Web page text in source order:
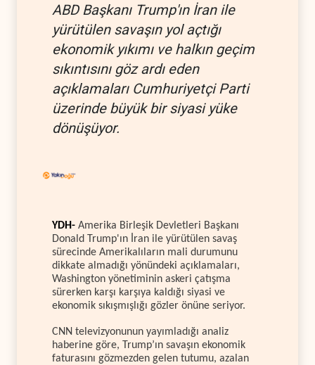
ABD Başkanı Trump'ın İran ile
yürütülen savaşın yol açtığı
ekonomik yıkımı ve halkın geçim
sıkıntısını göz ardı eden
açıklamaları Cumhuriyetçi Parti
üzerinde büyük bir siyasi yüke
dönüşüyor.
YDH- Amerika Birleşik Devletleri Başkanı
Donald Trump'ın İran ile yürütülen savaş
sürecinde Amerikalıların mali durumunu
dikkate almadığı yönündeki açıklamaları,
Washington yönetiminin askeri çatışma
sürerken karşı karşıya kaldığı siyasi ve
ekonomik sıkışmışlığı gözler önüne seriyor.
CNN televizyonunun yayımladığı analiz
haberine göre, Trump’ın savaşın ekonomik
faturasını gözmezden gelen tutumu, azalan